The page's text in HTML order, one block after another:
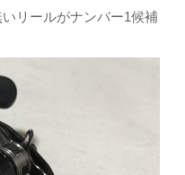
リールがナンバー1候補